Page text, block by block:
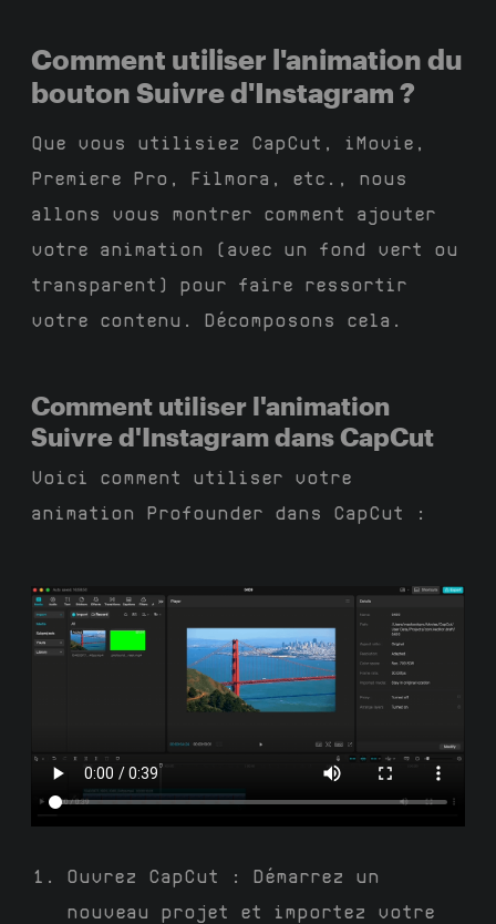
Comment utiliser l'animation du
bouton Suivre d'Instagram ?
Que vous utilisiez CapCut, iMovie,
Premiere Pro, Filmora, etc., nous
allons vous montrer comment ajouter
votre animation (avec un fond vert ou
transparent) pour faire ressortir
votre contenu. Décomposons cela.
Comment utiliser l'animation
Suivre d'Instagram dans CapCut
Voici comment utiliser votre
animation Profounder dans CapCut :
Ouvrez CapCut : Démarrez un
nouveau projet et importez votre